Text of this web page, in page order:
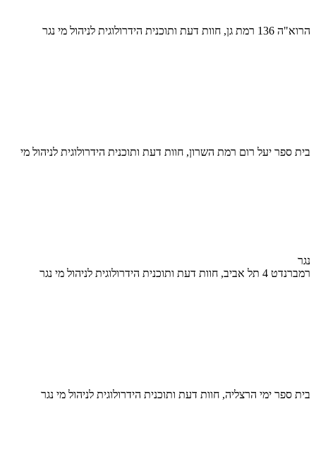
הרוא"ה 136 רמת גן, חוות דעת ותוכנית הידרולוגית לניהול מי נגר
בית ספר יעל רום רמת השרון, חוות דעת ותוכנית הידרולוגית לניהול מי
נגר
רמברנדט 4 תל אביב, חוות דעת ותוכנית הידרולוגית לניהול מי נגר
בית ספר ימי הרצליה, חוות דעת ותוכנית הידרולוגית לניהול מי נגר